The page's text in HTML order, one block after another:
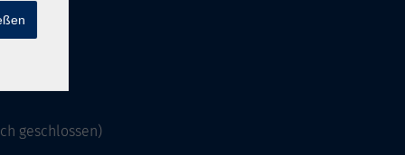
geschlossen)